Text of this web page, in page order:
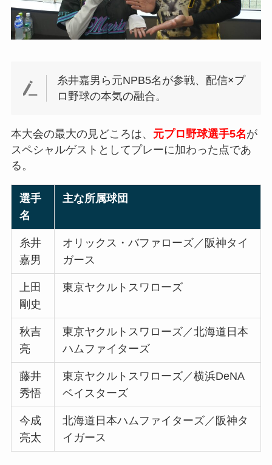
糸井嘉男ら元NPB5名が参戦、配信×プ
ロ野球の本気の融合。
本大会の最大の見どころは、 元プロ野球選手5名が
スペシャルゲストとしてプレーに加わった点であ
る。
選手
名
主な所属球団
糸井
嘉男
オリックス・バファローズ／阪神タイ
ガース
上田
剛史
東京ヤクルトスワローズ
秋吉
亮
東京ヤクルトスワローズ／北海道日本
ハムファイターズ
藤井
秀悟
東京ヤクルトスワローズ／横浜DeNA
ベイスターズ
今成
亮太
北海道日本ハムファイターズ／阪神タ
イガース